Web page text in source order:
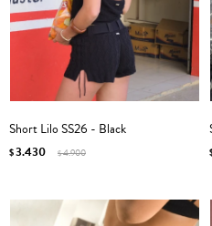
Short Lilo SS26 - Black
$3.430 $4.900